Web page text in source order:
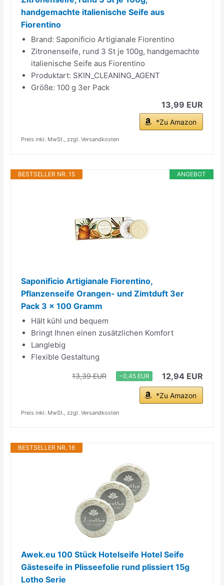
handgemachte italienische Seife aus
Fiorentino
Brand: Saponificio Artigianale Fiorentino
Zitronenseife, rund 3 St je 100g, handgemachte
italienische Seife aus Fiorentino
Produktart: SKIN_CLEANING_AGENT
Größe: 100 g 3er Pack
13,99 EUR
*Zu Amazon
Preis inkl. MwSt., zzgl. Versandkosten
ANGEBOT
BESTSELLER NR. 15
Saponificio Artigianale Fiorentino,
Pflanzenseife Orangen- und Zimtduft 3er
Pack 3 x 100 Gramm
Hält kühl und bequem
Bringt Ihnen einen zusätzlichen Komfort
Langlebig
Flexible Gestaltung
13,39 EUR −0,45 EUR 12,94 EUR
*Zu Amazon
Preis inkl. MwSt., zzgl. Versandkosten
BESTSELLER NR. 16
Awek.eu 100 Stück Hotelseife Hotel Seife
Gästeseife in Plisseefolie rund plissiert 15g
Lotho Serie